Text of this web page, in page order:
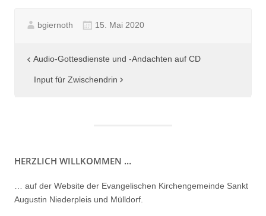
bgiernoth 15. Mai 2020
Beitragsnavigation
Audio-Gottesdienste und -Andachten auf CD
Input für Zwischendrin
HERZLICH WILLKOMMEN …
… auf der Website der Evangelischen Kirchengemeinde Sankt
Augustin Niederpleis und Mülldorf.